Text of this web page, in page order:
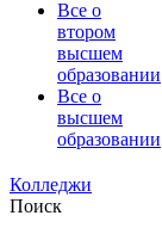
Все о
втором
высшем
образовании
Все о
высшем
образовании
Колледжи
Поиск